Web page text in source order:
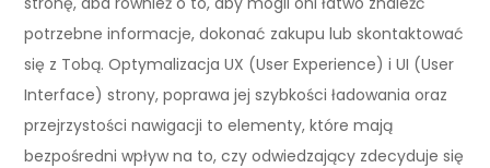
potrzebne informacje, dokonać zakupu lub skontaktować
się z Tobą. Optymalizacja UX (User Experience) i UI (User
Interface) strony, poprawa jej szybkości ładowania oraz
przejrzystości nawigacji to elementy, które mają
bezpośredni wpływ na to, czy odwiedzający zdecyduje się